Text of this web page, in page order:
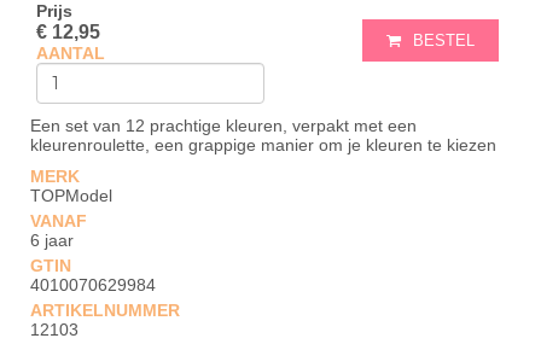
Prijs
€ 12,95
AANTAL
BESTEL
Een set van 12 prachtige kleuren, verpakt met een
kleurenroulette, een grappige manier om je kleuren te kiezen
MERK
TOPModel
VANAF
6 jaar
GTIN
4010070629984
ARTIKELNUMMER
12103